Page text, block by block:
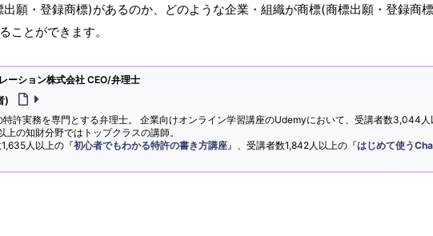
願・登録商標)があるのか、どのような企業・組織が商標(商標出願・登録商
ことができます。
ーション株式会社 CEO/弁理士
)
特許実務を専門とする弁理士。 企業向けオンライン学習講座のUdemyにおいて、受講者数3,044人
上の知財分野ではトップクラスの講師。
人以上の『初心者でもわかる特許の書き方講座 』、受講者数1,842人以上の『はじめて使う